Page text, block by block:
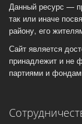
Данный ресурс —
так или иначе
району, его
Сайт является
принадлежит и не
партиями и